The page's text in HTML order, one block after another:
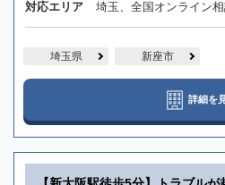
対応エリア 埼玉、全国オンライン
埼玉県 新座市
詳細を